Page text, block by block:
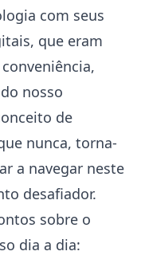
com seus
que eram
nosso
de
nunca, torna-
a navegar neste
desafiador.
sobre o
dia a dia: